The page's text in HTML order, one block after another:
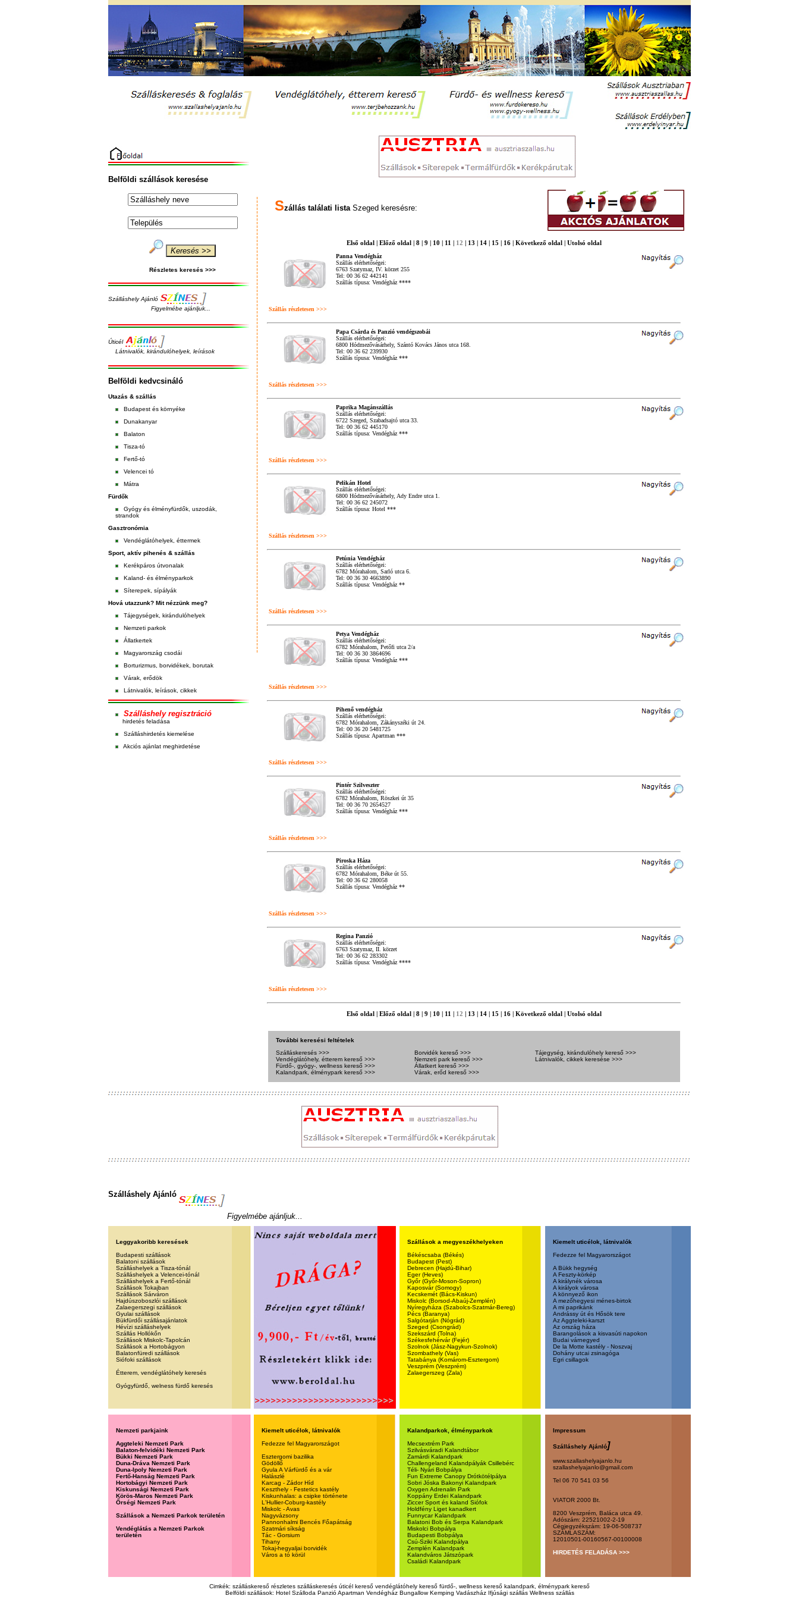
Belföldi szállások keresése
Részletes keresés >>>
Szálláshely Ajánló
Figyelmébe ajánljuk...
Úticél
Látnivalók, kirándulóhelyek, leírások
Belföldi kedvcsináló
Utazás & szállás
Budapest és környéke
Dunakanyar
Balaton
Tisza-tó
Fertő-tó
Velencei tó
Mátra
Fürdők
Gyógy és élményfürdők, uszodák,
strandok
Gasztronómia
Vendéglátóhelyek, éttermek
Sport, aktív pihenés & szállás
Kerékpáros útvonalak
Kaland- és élményparkok
Síterepek, sípályák
Hová utazzunk? Mit nézzünk meg?
Tájegységek, kirándulóhelyek
Nemzeti parkok
Állatkertek
Magyarország csodái
Borturizmus, borvidékek, borutak
Várak, erődök
Látnivalók, leírások, cikkek
Szálláshely regisztráció
hirdetés feladása
Szálláshirdetés kiemelése
Akciós ajánlat meghirdetése
Szállás találati listaSzeged keresésre:
Első oldal| Előző oldal| 8| 9 | 10 | 11 | 12 | 13 | 14| 15 | 16| Következő oldal| Utolsó oldal
Panna Vendégház
Szállás elérhetőségei:
6763 Szatymaz, IV. körzet 255
Tel: 00 36 62 442141
Szállás típusa: Vendégház ****
Szállás részletesen >>>
Papa Csárda és Panzió vendégszobái
Szállás elérhetőségei:
6800 Hódmezővásárhely, Szántó Kovács János utca 168.
Tel: 00 36 62 239930
Szállás típusa: Vendégház ***
Szállás részletesen >>>
Paprika Magánszállás
Szállás elérhetőségei:
6722 Szeged, Szabadsajtó utca 33.
Tel: 00 36 62 445170
Szállás típusa: Vendégház ***
Szállás részletesen >>>
Pelikán Hotel
Szállás elérhetőségei:
6800 Hódmezővásárhely, Ady Endre utca 1.
Tel: 00 36 62 245072
Szállás típusa: Hotel ***
Szállás részletesen >>>
Petúnia Vendégház
Szállás elérhetőségei:
6782 Mórahalom, Sarló utca 6.
Tel: 00 36 30 4663890
Szállás típusa: Vendégház **
Szállás részletesen >>>
Petya Vendégház
Szállás elérhetőségei:
6782 Mórahalom, Petőfi utca 2/a
Tel: 00 36 30 3864696
Szállás típusa: Vendégház ***
Szállás részletesen >>>
Pihenő vendégház
Szállás elérhetőségei:
6782 Mórahalom, Zákányszéki út 24.
Tel: 00 36 20 5481725
Szállás típusa: Apartman ***
Szállás részletesen >>>
Pintér Szilveszter
Szállás elérhetőségei:
6782 Mórahalom, Röszkei út 35
Tel: 00 36 70 2654527
Szállás típusa: Vendégház ***
Szállás részletesen >>>
Piroska Háza
Szállás elérhetőségei:
6782 Mórahalom, Béke út 55.
Tel: 00 36 62 280058
Szállás típusa: Vendégház **
Szállás részletesen >>>
Regina Panzió
Szállás elérhetőségei:
6763 Szatymaz, II. körzet
Tel: 00 36 62 283302
Szállás típusa: Vendégház ****
Szállás részletesen >>>
Első oldal| Előző oldal| 8| 9 | 10 | 11 | 12 | 13 | 14| 15 | 16| Következő oldal| Utolsó oldal
További keresési feltételek
Szálláskeresés >>>
Vendéglátóhely, étterem kereső >>>
Fürdő-, gyógy-, wellness kereső >>>
Kalandpark, élménypark kereső >>>
Borvidék kereső >>>
Nemzeti park kereső >>>
Állatkert kereső >>>
Várak, erőd kereső >>>
Tájegység, kirándulóhely kereső >>>
Látnivalók, cikkek keresése >>>
Szálláshely Ajánló
Figyelmébe ajánljuk...
Leggyakoribb keresések
Budapesti szállások
Balatoni szállások
Szálláshelyek a Tisza-tónál
Szálláshelyek a Velencei-tónál
Szálláshelyek a Fertő-tónál
Szállások Tokajban
Szállások Sárváron
Hajdúszoboszlói szállások
Zalaegerszegi szállások
Gyulai szállások
Bükfürdői szállásajánlatok
Hévízi szálláshelyek
Szállás Hollókőn
Szállások Miskolc-Tapolcán
Szállások a Hortobágyon
Balatonfüredi szállások
Siófoki szállások
Étterem, vendéglátóhely keresés
Gyógyfürdő, welness fürdő keresés
Szállások a megyeszékhelyeken
Békéscsaba (Békés)
Budapest (Pest)
Debrecen (Hajdú-Bihar)
Eger (Heves)
Győr (Győr-Moson-Sopron)
Kaposvár (Somogy)
Kecskemét (Bács-Kiskun)
Miskolc (Borsod-Abaúj-Zemplén)
Nyíregyháza (Szabolcs-Szatmár-Bereg)
Pécs (Baranya)
Salgótarján (Nógrád)
Szeged (Csongrád)
Szekszárd (Tolna)
Székesfehérvár (Fejér)
Szolnok (Jász-Nagykun-Szolnok)
Szombathely (Vas)
Tatabánya (Komárom-Esztergom)
Veszprém (Veszprém)
Zalaegerszeg (Zala)
Kiemelt uticélok, látnivalók
Fedezze fel Magyarországot
A Bükk hegység
A Feszty-körkép
A királynék városa
A királyok városa
A könnyező ikon
A mezőhegyesi ménes-birtok
A mi paprikánk
Andrássy út és Hősök tere
Az Aggteleki-karszt
Az ország háza
Barangolások a kisvasúti napokon
Budai várnegyed
De la Motte kastély - Noszvaj
Dohány utcai zsinagóga
Egri csillagok
Nemzeti parkjaink
Aggteleki Nemzeti Park
Balaton-felvidéki Nemzeti Park
Bükki Nemzeti Park
Duna-Dráva Nemzeti Park
Duna-Ipoly Nemzeti Park
Fertő-Hanság Nemzeti Park
Hortobágyi Nemzeti Park
Kiskunsági Nemzeti Park
Körös-Maros Nemzeti Park
Őrségi Nemzeti Park
Szállások a Nemzeti Parkok területén
Vendéglátás a Nemzeti Parkok
területén
Kiemelt uticélok, látnivalók
Fedezze fel Magyarországot
Esztergomi bazilika
Gödöllő
Gyula A Várfürdő és a vár
Halászlé
Karcag - Zádor Híd
Keszthely - Festetics kastély
Kiskunhalas: a csipke története
L'Hullier-Coburg-kastély
Miskolc - Avas
Nagyvázsony
Pannonhalmi Bencés Főapátság
Szatmári síkság
Tác - Gorsium
Tihany
Tokaj-hegyaljai borvidék
Város a tó körül
Kalandparkok, élményparkok
Mecsextrém Park
Szilvásváradi Kalandtábor
Zamárdi Kalandpark
Challengeland Kalandpályák Csillebérc
Téli- Nyári Bobpálya
Fun Extreme Canopy Drótkötélpálya
Sobri Jóska Bakonyi Kalandpark
Oxygen Adrenalin Park
Koppány Erdei Kalandpark
Ziccer Sport és kaland Siófok
Holdfény Liget kanadkert
Funnycar Kalandpark
Balatoni Bob és Serpa Kalandpark
Miskolci Bobpálya
Budapesti Bobpálya
Csú-Sziki Kalandpálya
Zemplén Kalandpark
Kalandváros Játszópark
Családi Kalandpark
Impressum
Szálláshely Ajánló]
www.szallashelyajanlo.hu
szallashelyajanlo@gmail.com
Tel 06 70 541 03 56
VIATOR 2000 Bt.
8200 Veszprém, Baláca utca 49.
Adószám: 22521002-2-19
Cégjegyzékszám: 19-06-508737
SZÁMLASZÁM:
12010501-00160567-00100008
HIRDETÉS FELADÁSA >>>
Cimkék: szálláskereső részletes szálláskeresés úticél kereső vendéglátóhely kereső fürdő-, wellness kereső kalandpark, élménypark kereső
Belföldi szállások: Hotel Szálloda Panzió Apartman Vendégház Bungallow Kemping Vadászház Ifjúsági szállás Wellness szállás